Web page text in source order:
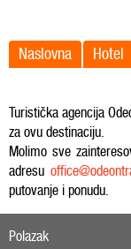
Naslovna Hotel
Turistička agencija
za ovu destinaciju.
Molimo sve
adresu
putovanje i ponudu.
Polazak